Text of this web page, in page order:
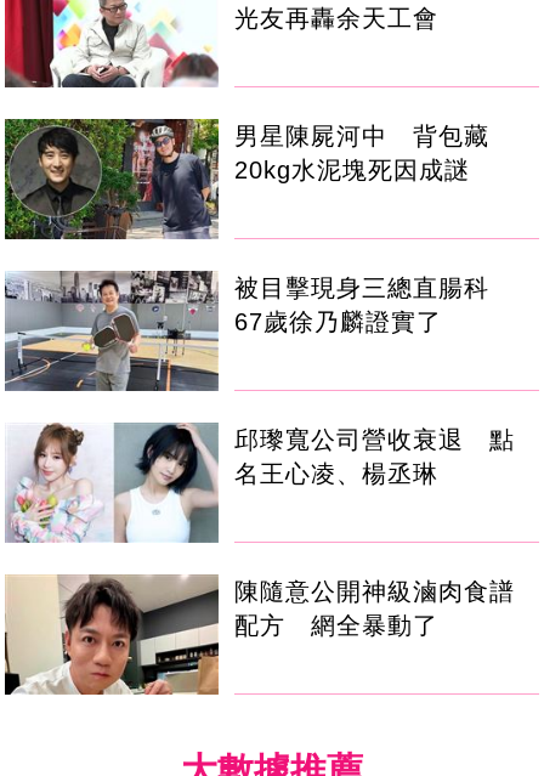
光友再轟余天工會
男星陳屍河中 背包藏
20kg水泥塊死因成謎
被目擊現身三總直腸科
67歲徐乃麟證實了
邱瓈寬公司營收衰退 點
名王心凌、楊丞琳
陳隨意公開神級滷肉食譜
配方 網全暴動了